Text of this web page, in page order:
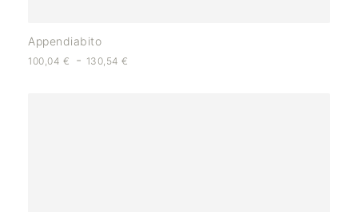
Appendiabito
100,04 € - 130,54€